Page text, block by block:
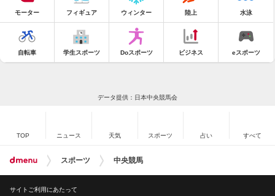
モーター フィギュア ウィンター 陸上 水泳
自転車 学生スポーツ Doスポーツ ビジネス eスポーツ
データ提供：日本中央競馬会
TOP ニュース 天気 スポーツ 占い すべて
スポーツ 中央競馬
サイトご利用にあたって